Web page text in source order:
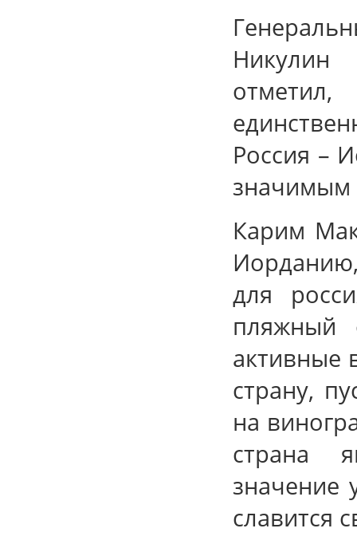
Никулин
Россия –
значимым
Карим
для
пляжный
активные
страну,
на
страна
значение
славится